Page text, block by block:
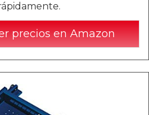
precios en Amazon